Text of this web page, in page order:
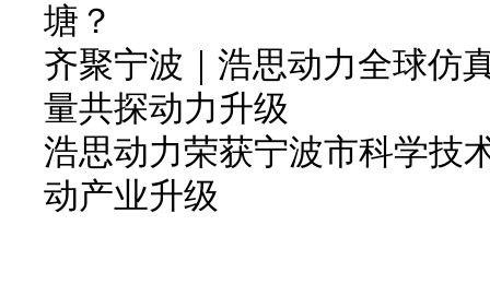
塘？
齐聚宁波｜浩思动力全球仿
量共探动力升级
浩思动力荣获宁波市科学技
动产业升级